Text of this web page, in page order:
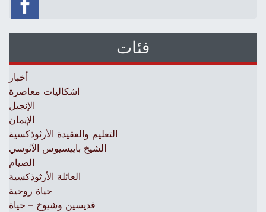
فئات
أخبار
اشكاليات معاصرة
الإنجيل
الإيمان
التعليم والعقيدة الأرثوذكسية
الشيخ باييسيوس الآثوسي
الصيام
العائلة الأرثوذكسية
حياة روحية
قديسين وشيوخ – حياة